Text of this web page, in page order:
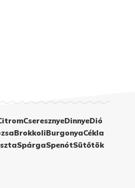
CseresznyeDinnyeDió
BrokkoliBurgonyaCékla
SpárgaSpenótSütőtök